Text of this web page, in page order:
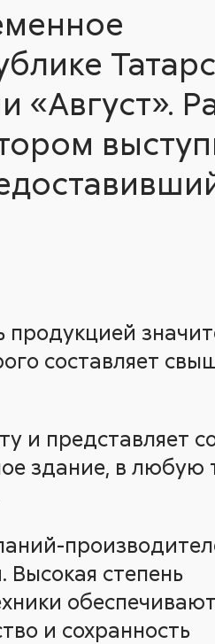
«Август».
продукцией
составляет
и представляет
здание, в любую
степень
обеспечивают
и сохранность